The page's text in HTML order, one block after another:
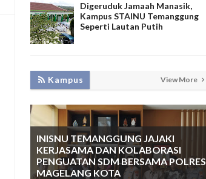
Digeruduk Jamaah Manasik,
Kampus STAINU Temanggung
Seperti Lautan Putih
Kampus View More
INISNU TEMANGGUNG JAJAKI
KERJASAMA DAN KOLABORASI
PENGUATAN SDM BERSAMA POLRES
MAGELANG KOTA